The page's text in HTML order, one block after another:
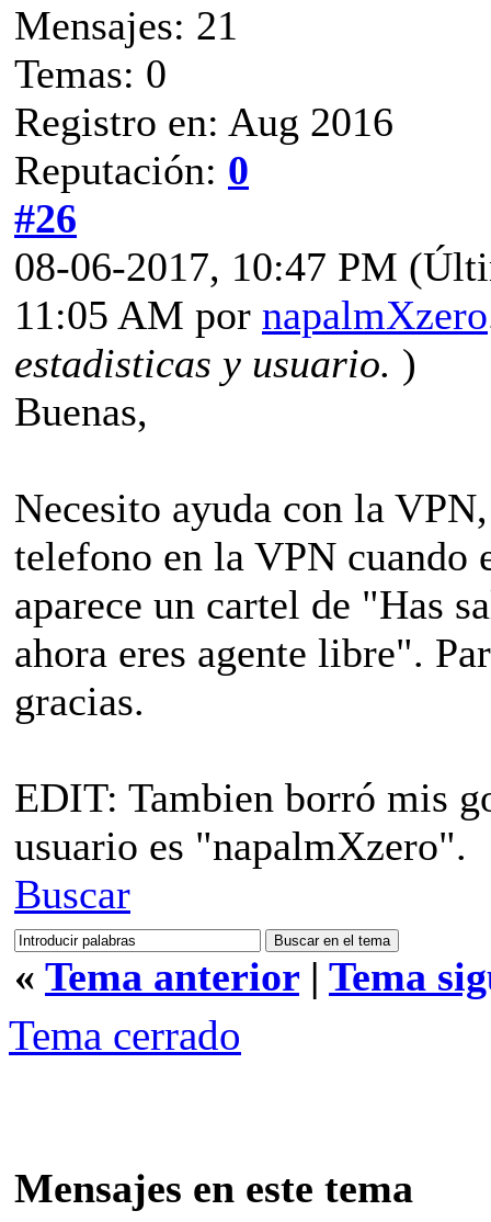
Mensajes: 21
Temas: 0
Registro en: Aug 2016
Reputación: 0
#26
08-06-2017, 10:47 PM
11:05 AM por napalmXzero
estadisticas y usuario. )
Buenas,
Necesito ayuda con la
telefono en la VPN cuando
aparece un cartel de "Has
ahora eres agente libre".
gracias.
EDIT: Tambien borró mis
usuario es "napalmXzero".
Buscar
« Tema anterior | Tema
Tema cerrado
Mensajes en este tema